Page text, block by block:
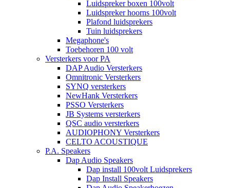
Luidspreker boxen 100volt
Luidspreker hoorns 100volt
Plafond luidsprekers
Tuin luidsprekers
Megaphone's
Toebehoren 100 volt
Versterkers voor PA
DAP Audio Versterkers
Omnitronic Versterkers
SYNQ versterkers
NewHank Versterkers
PSSO Versterkers
JB Systems versterkers
QSC audio versterkers
AUDIOPHONY Versterkers
CELTO ACOUSTIQUE
P.A. Speakers
Dap Audio Speakers
Dap install 100volt Luidsprekers
Dap Install Speakers